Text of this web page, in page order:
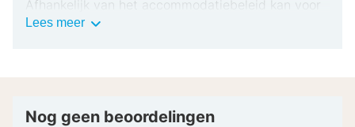
Afhankelijk van het accommodatiebeleid kan voor
extra personen een toeslag in rekening worden
pinpas of borgsom in contanten te verstrekken
Lees meerBelangrijke
Nog geen beoordelingen